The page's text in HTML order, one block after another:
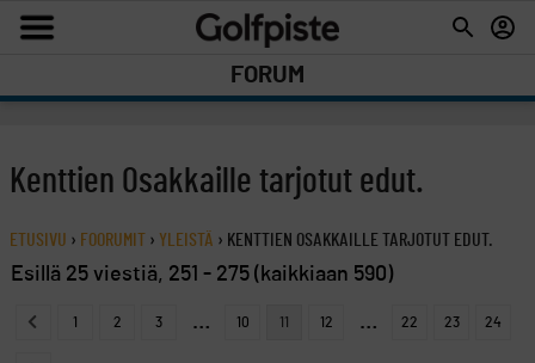
FORUM
Kenttien Osakkaille tarjotut edut.
ETUSIVU › FOORUMIT › YLEISTÄ › KENTTIEN OSAKKAILLE TARJOTUT EDUT.
Esillä 25 viestiä, 251 - 275 (kaikkiaan 590)
1 2 3 … 10 11 12 … 22 23 24